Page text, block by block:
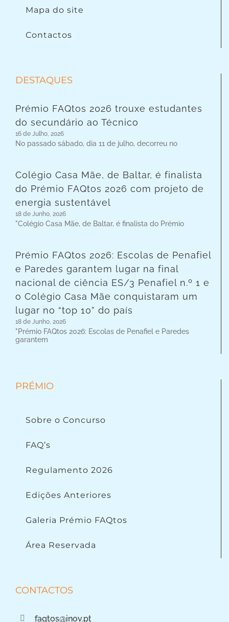
Mapa do site
Contactos
DESTAQUES
Prémio FAQtos 2026 trouxe estudantes
do secundário ao Técnico
16 de Julho, 2026
No passado sábado, dia 11 de julho, decorreu no
Colégio Casa Mãe, de Baltar, é finalista
do Prémio FAQtos 2026 com projeto de
energia sustentável
18 de Junho, 2026
"Colégio Casa Mãe, de Baltar, é finalista do Prémio
Prémio FAQtos 2026: Escolas de Penafiel
e Paredes garantem lugar na final
nacional de ciência ES/3 Penafiel n.º 1 e
o Colégio Casa Mãe conquistaram um
lugar no “top 10” do país
18 de Junho, 2026
"Prémio FAQtos 2026: Escolas de Penafiel e Paredes
garantem
PRÉMIO
Sobre o Concurso
FAQ’s
Regulamento 2026
Edições Anteriores
Galeria Prémio FAQtos
Área Reservada
CONTACTOS
faqtos@inov.pt